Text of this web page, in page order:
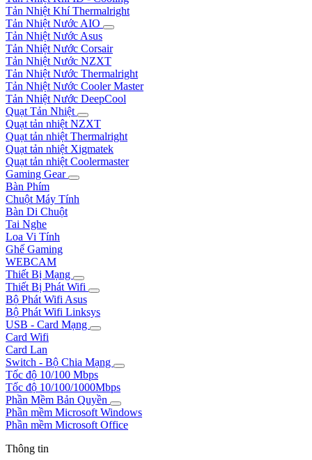
Tản Nhiệt Khí Thermalright
Tản Nhiệt Nước AIO
Tản Nhiệt Nước Asus
Tản Nhiệt Nước Corsair
Tản Nhiệt Nước NZXT
Tản Nhiệt Nước Thermalright
Tản Nhiệt Nước Cooler Master
Tản Nhiệt Nước DeepCool
Quạt Tản Nhiệt
Quạt tản nhiệt NZXT
Quạt tản nhiệt Thermalright
Quạt tản nhiệt Xigmatek
Quạt tản nhiệt Coolermaster
Gaming Gear
Bàn Phím
Chuột Máy Tính
Bàn Di Chuột
Tai Nghe
Loa Vi Tính
Ghế Gaming
WEBCAM
Thiết Bị Mạng
Thiết Bị Phát Wifi
Bộ Phát Wifi Asus
Bộ Phát Wifi Linksys
USB - Card Mạng
Card Wifi
Card Lan
Switch - Bộ Chia Mạng
Tốc độ 10/100 Mbps
Tốc độ 10/100/1000Mbps
Phần Mềm Bản Quyền
Phần mềm Microsoft Windows
Phần mềm Microsoft Office
Thông tin